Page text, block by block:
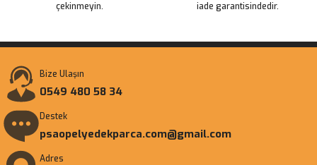
çekinmeyin.
iade garantisindedir.
Bize Ulaşın
0549 480 58 34
Destek
psaopelyedekparca.com@gmail.com
Adres